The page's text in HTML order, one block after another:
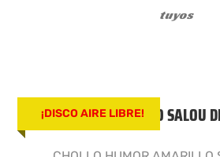
tuyos
¡DISCO AIRE LIBRE!
HUMOR AMARILLO SALOU